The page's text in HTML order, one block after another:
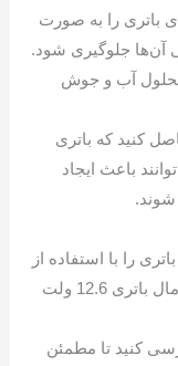
باتری را به صورت
آن‌ها جلوگیری شود.
محلول آب و جوش
کنید که باتری
باعث ایجاد
شوند.
را با استفاده از
ولت‌متر بررسی کنید. ولتاژ نرمال باتری 12.6 ولت
کنید تا مطمئن